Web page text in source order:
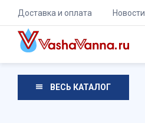
Доставка и оплата Новости
ВЕСЬ КАТАЛОГ